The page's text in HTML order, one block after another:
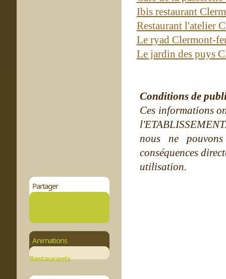
Partager
Animations
Restaurants
Ibis restaurant
Restaurant l'atelier
Le ryad Clermont-
Le jardin des puys
Conditions de
Ces informations
nous ne
conséquences
utilisation.